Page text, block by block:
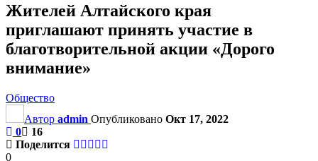
Жителей Алтайского края
приглашают принять участие в
благотворительной акции «Дорого
внимание»
Общество
Автор admin Опубликовано Окт 17, 2022
0
16
Поделится
0